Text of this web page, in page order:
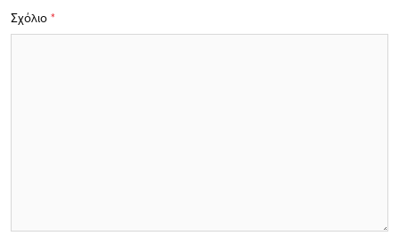
Σχόλιο *